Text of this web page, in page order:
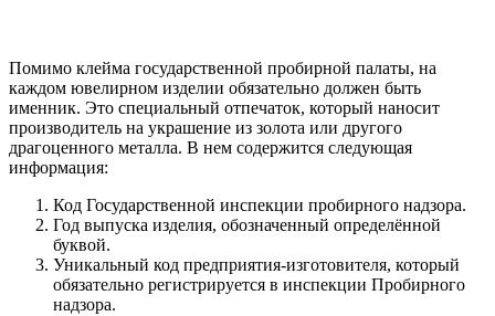
Помимо клейма государственной пробирной палаты, на
каждом ювелирном изделии обязательно должен быть
именник. Это специальный отпечаток, который наносит
производитель на украшение из золота или другого
драгоценного металла. В нем содержится следующая
информация:
Код Государственной инспекции пробирного надзора.
Год выпуска изделия, обозначенный определённой
буквой.
Уникальный код предприятия-изготовителя, который
обязательно регистрируется в инспекции Пробирного
надзора.